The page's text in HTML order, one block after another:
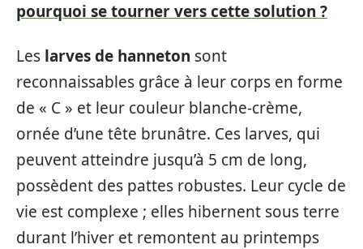
pourquoi se tourner vers cette solution ?
Les larves de hanneton sont
reconnaissables grâce à leur corps en forme
de « C » et leur couleur blanche-crème,
ornée d’une tête brunâtre. Ces larves, qui
peuvent atteindre jusqu’à 5 cm de long,
possèdent des pattes robustes. Leur cycle de
vie est complexe ; elles hibernent sous terre
durant l’hiver et remontent au printemps